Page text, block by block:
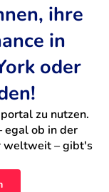
ihre
in
oder
zu nutzen.
egal ob in der
weltweit – gibt's